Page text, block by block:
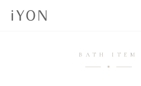
BATH ITEM